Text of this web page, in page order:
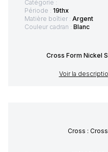
Catégorie :
Période : 19thx
Matière boîtier : Argent
Couleur cadran : Blanc
Cross Form Nickel
Voir la
Cross :